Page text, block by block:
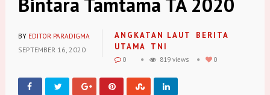
BY EDITOR PARADIGMA
SEPTEMBER 16, 2020
ANGKATAN LAUT
BERITA
UTAMA
TNI
0 819 views 0